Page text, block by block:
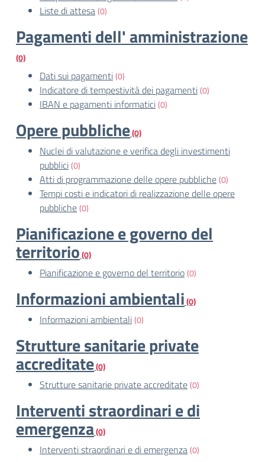
Liste di attesa(0)
Pagamenti dell' amministrazione
(0)
Dati sui pagamenti(0)
Indicatore di tempestività dei pagamenti(0)
IBAN e pagamenti informatici(0)
Opere pubbliche(0)
Nuclei di valutazione e verifica degli investimenti
pubblici(0)
Atti di programmazione delle opere pubbliche(0)
Tempi costi e indicatori di realizzazione delle opere
pubbliche(0)
Pianificazione e governo del
territorio(0)
Pianificazione e governo del territorio(0)
Informazioni ambientali(0)
Informazioni ambientali(0)
Strutture sanitarie private
accreditate(0)
Strutture sanitarie private accreditate(0)
Interventi straordinari e di
emergenza(0)
Interventi straordinari e di emergenza(0)